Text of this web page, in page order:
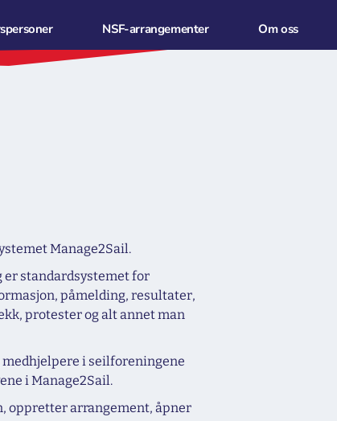
NSF-arrangementer Om oss
Manage2Sail.
er standardsystemet for
påmelding, resultater,
protester og alt annet man
medhjelpere i seilforeningene
i Manage2Sail.
oppretter arrangement, åpner